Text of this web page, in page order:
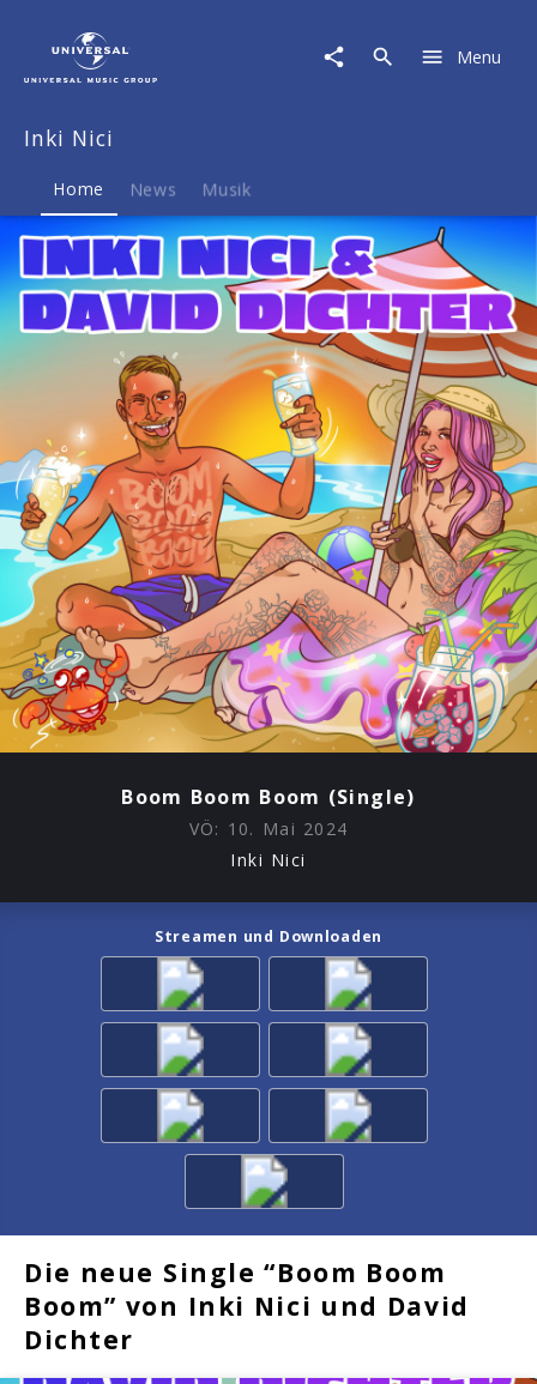
Musik
Merch
Menu
Inki Nici
Home News Musik
Boom Boom Boom (Single)
VÖ: 10. Mai 2024
Inki Nici
Streamen und Downloaden
Die neue Single “Boom Boom
Boom” von Inki Nici und David
Dichter